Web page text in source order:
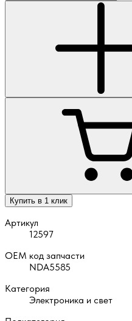
Купить в 1 клик
Артикул
12597
OEM код запчасти
NDA5585
Категория
Электроника и свет